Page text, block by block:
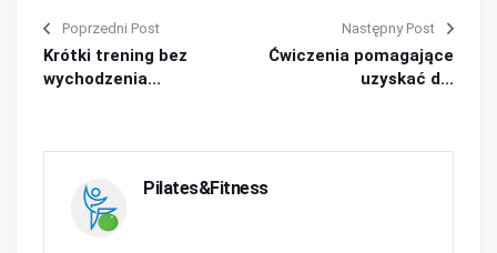
Poprzedni Post
Krótki trening bez
wychodzenia...
Następny Post
Ćwiczenia pomagające
uzyskać d...
Pilates&Fitness